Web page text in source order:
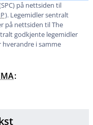
på nettsiden til
). Legemidler sentralt
på nettsiden til The
godkjente legemidler
i samme
: